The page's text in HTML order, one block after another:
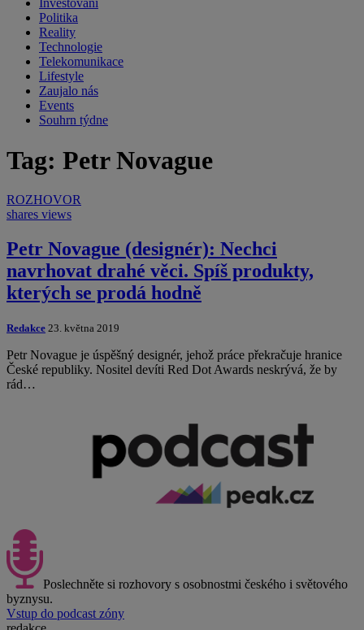
Investování
Politika
Reality
Technologie
Telekomunikace
Lifestyle
Zaujalo nás
Events
Souhrn týdne
Tag: Petr Novague
ROZHOVOR
shares views
Petr Novague (designér): Nechci
navrhovat drahé věci. Spíš produkty,
kterých se prodá hodně
Redakce 23. května 2019
Petr Novague je úspěšný designér, jehož práce překračuje hranice
České republiky. Nositel devíti Red Dot Awards neskrývá, že by
rád…
Poslechněte si rozhovory s osobnostmi českého i světového
byznysu.
Vstup do podcast zóny